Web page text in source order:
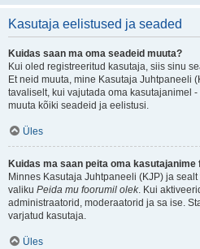
Kasutaja eelistused ja seaded
Kuidas saan ma oma seadeid muuta?
Kui oled registreeritud kasutaja, siis sinu
Et neid muuta, mine Kasutaja Juhtpaneeli
tavaliselt, kui vajutada oma kasutajanimel
muuta kõiki seadeid ja eelistusi.
Üles
Kuidas ma saan peita oma
Minnes Kasutaja Juhtpaneeli (KJP) ja
valiku Peida mu foorumil olek. Kui
administraatorid, moderaatorid ja sa ise.
varjatud kasutaja.
Üles